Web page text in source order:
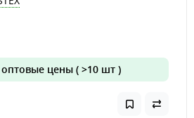
оптовые цены ( >10 шт )